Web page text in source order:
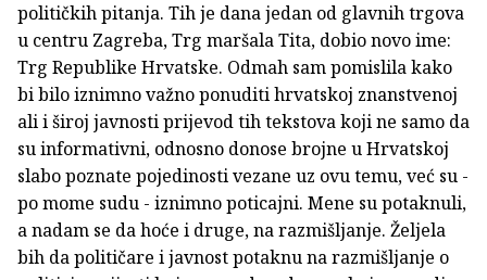
političkih pitanja. Tih je dana jedan od glavnih trgova
u centru Zagreba, Trg maršala Tita, dobio novo ime:
Trg Republike Hrvatske. Odmah sam pomislila kako
bi bilo iznimno važno ponuditi hrvatskoj znanstvenoj
ali i široj javnosti prijevod tih tekstova koji ne samo da
su informativni, odnosno donose brojne u Hrvatskoj
slabo poznate pojedinosti vezane uz ovu temu, već su -
po mome sudu - iznimno poticajni. Mene su potaknuli,
a nadam se da hoće i druge, na razmišljanje. Željela
bih da političare i javnost potaknu na razmišljanje o